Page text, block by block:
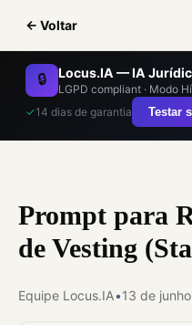
← Voltar
🔒 Locus.IA — IA
LGPD compliant · Modo
✓14 dias de garantia Testar
Prompt para
de Vesting
Equipe Locus.IA•13 de